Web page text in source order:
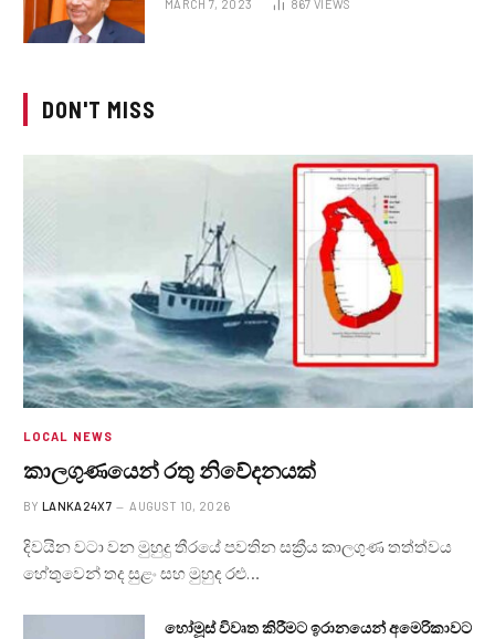
MARCH 7, 2023 867 VIEWS
DON'T MISS
LOCAL NEWS
කාලගුණයෙන් ‍රතු නිවේදනයක්
BY LANKA24X7 AUGUST 10, 2026
දිවයින වටා වන මුහුදු තීරයේ පවතින සක්‍රීය කාලගුණ තත්ත්වය
හේතුවෙන් තද සුළං සහ මුහුද රළු…
හෝමූස් විවෘත කිරීමට ඉරානයෙන් අමෙරිකාවට